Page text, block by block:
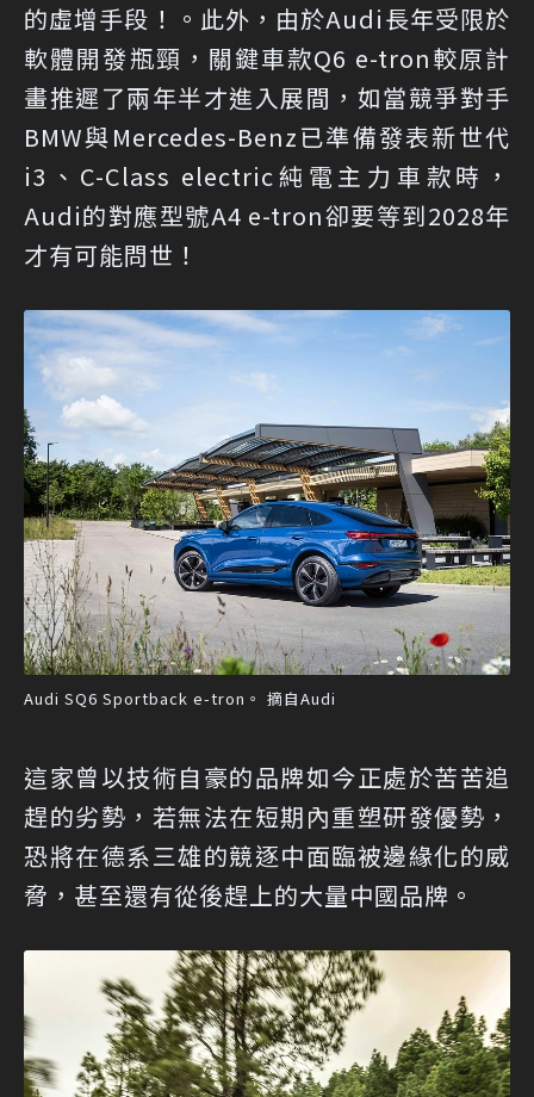
的虛增手段！。此外，由於Audi長年受限於
軟體開發瓶頸，關鍵車款Q6 e-tron較原計
畫推遲了兩年半才進入展間，如當競爭對手
BMW與Mercedes-Benz已準備發表新世代
i3、C-Class electric純電主力車款時，
Audi的對應型號A4 e-tron卻要等到2028年
才有可能問世！
Audi SQ6 Sportback e-tron。 摘自Audi
這家曾以技術自豪的品牌如今正處於苦苦追
趕的劣勢，若無法在短期內重塑研發優勢，
恐將在德系三雄的競逐中面臨被邊緣化的威
脅，甚至還有從後趕上的大量中國品牌。